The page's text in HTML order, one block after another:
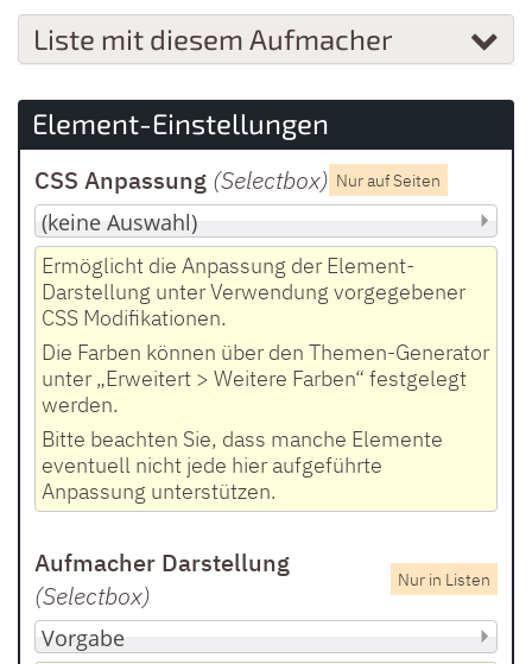
Liste mit diesem Aufmacher
Element-Einstellungen
CSS Anpassung (Selectbox) Nur auf Seiten
Ermöglicht die Anpassung der Element-
Darstellung unter Verwendung vorgegebener
CSS Modifikationen.
Die Farben können über den Themen-Generator
unter „Erweitert > Weitere Farben“ festgelegt
werden.
Bitte beachten Sie, dass manche Elemente
eventuell nicht jede hier aufgeführte
Anpassung unterstützen.
Aufmacher Darstellung
(Selectbox) Nur in Listen